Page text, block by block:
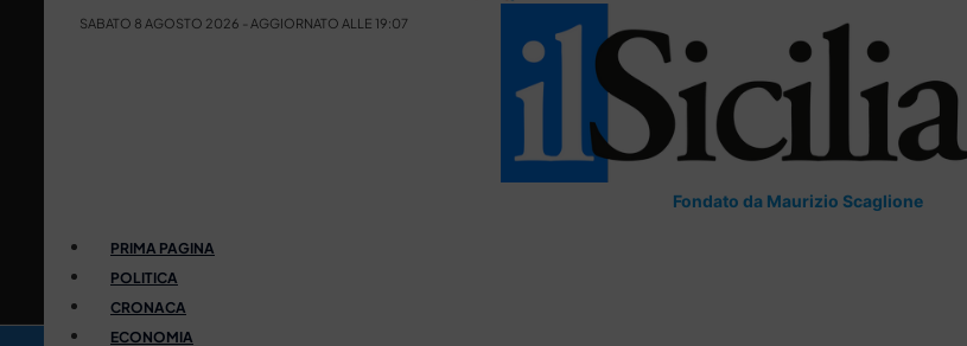
SABATO 8 AGOSTO 2026 - AGGIORNATO ALLE 19:07
Fondato da Maurizio Scaglione
PRIMA PAGINA
POLITICA
CRONACA
ECONOMIA